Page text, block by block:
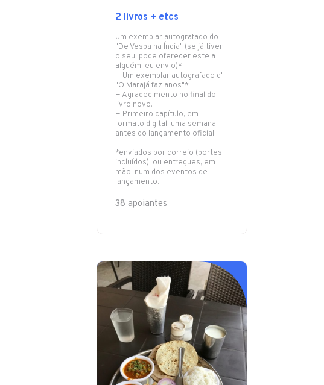
2 livros + etcs
Um exemplar autografado do
"De Vespa na Índia" (se já tiver
o seu, pode oferecer este a
alguém, eu envio)*
+ Um exemplar autografado d'
"O Marajá faz anos"*
+ Agradecimento no final do
livro novo.
+ Primeiro capítulo, em
formato digital, uma semana
antes do lançamento oficial.
*enviados por correio (portes
incluídos); ou entregues, em
mão, num dos eventos de
lançamento.
38 apoiantes